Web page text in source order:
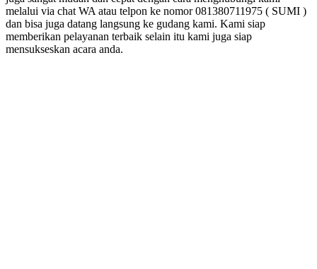
melalui via chat WA atau telpon ke nomor 081380711975 ( SUMI )
dan bisa juga datang langsung ke gudang kami. Kami siap
memberikan pelayanan terbaik selain itu kami juga siap
mensukseskan acara anda.